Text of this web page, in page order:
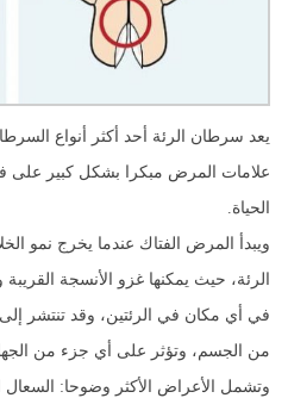
يعد سرطان الرئة أحد أكثر أنواع
علامات المرض مبكرا بشكل كبير على
الحياة.
ويبدأ المرض الفتاك عندما يخرج نمو
الرئة، حيث يمكنها غزو الأنسجة
في أي مكان في الرئتين، وقد تنتشر إلى
من الجسم، وتؤثر على أي جزء من
وتشمل الأعراض الأكثر وضوحا: